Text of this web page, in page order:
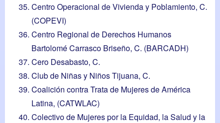
Centro Operacional de Vivienda y Poblamiento, C.
(COPEVI)
Centro Regional de Derechos Humanos
Bartolomé Carrasco Briseño, C. (BARCADH)
Cero Desabasto, C.
Club de Niñas y Niños Tijuana, C.
Coalición contra Trata de Mujeres de América
Latina, (CATWLAC)
Colectivo de Mujeres por la Equidad, la Salud y la